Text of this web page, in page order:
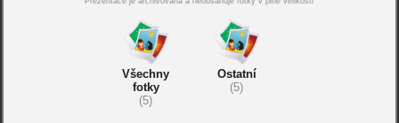
Všechny
fotky
(5)
Ostatní
(5)